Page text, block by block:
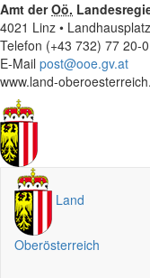
Amt derOö.
4021 Linz •
Telefon (+43 732) 77 20-0
E-Mail post@ooe.gv.at
www.land-
Land
Oberösterreich